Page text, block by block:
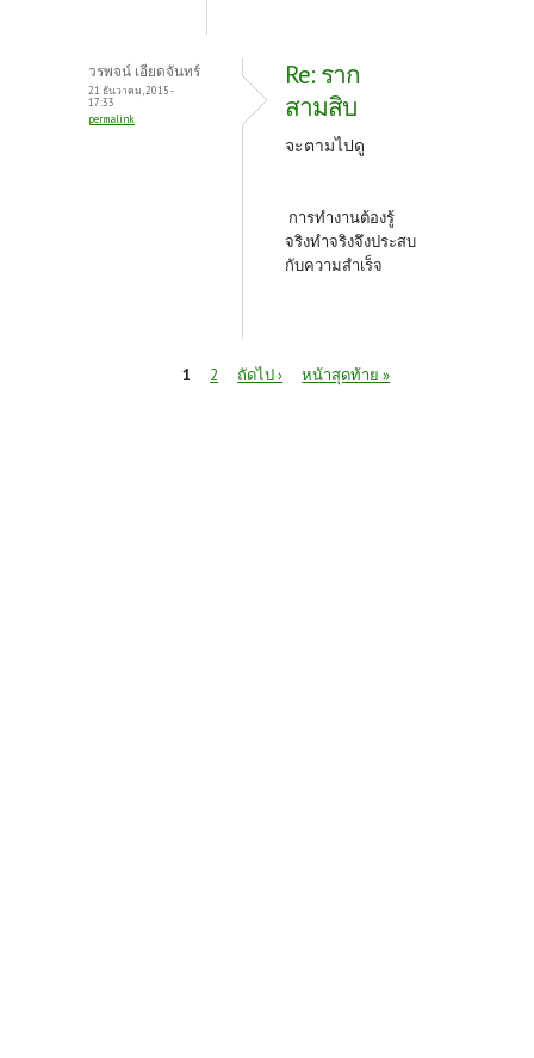
วรพจน์ เอียดจันทร์
21 ธันวาคม, 2015 -
17:33
permalink
Re: ราก
สามสิบ
จะตามไปดู
การทำงานต้องรู้
จริงทำจริงจึงประสบ
กับความสำเร็จ
1 2 ถัดไป › หน้าสุดท้าย »